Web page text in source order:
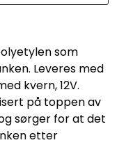
som
Leveres med
kvern, 12V.
på toppen av
sørger for at det
etter